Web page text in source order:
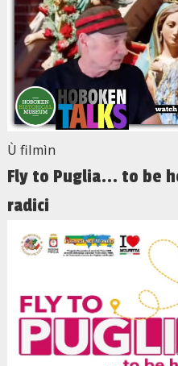
Ù filmìn
Fly to Puglia... to be
radici